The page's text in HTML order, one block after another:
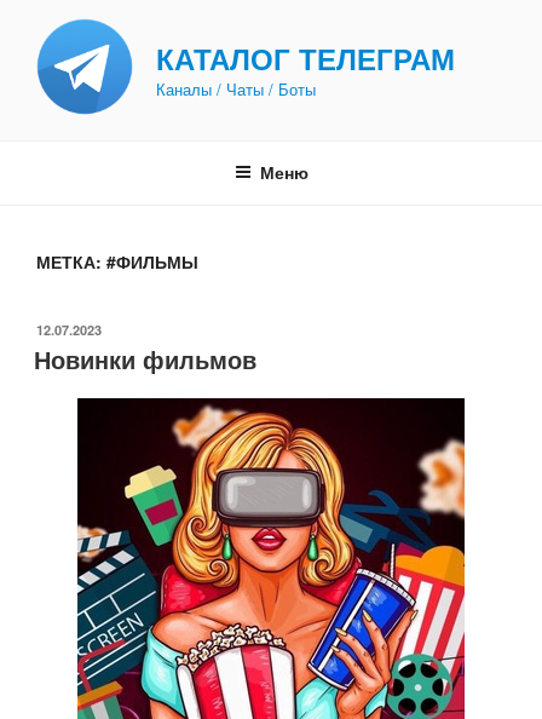
содержимому
КАТАЛОГ ТЕЛЕГРАМ
Каналы / Чаты / Боты
Меню
МЕТКА: #ФИЛЬМЫ
ОПУБЛИКОВАНО
12.07.2023
Новинки фильмов